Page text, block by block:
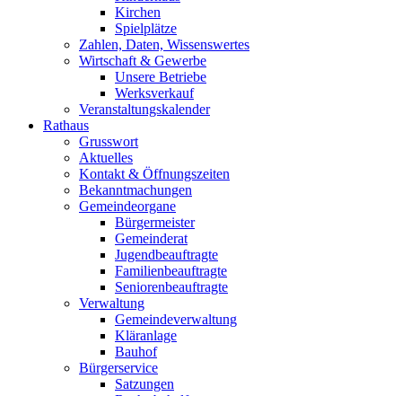
Kirchen
Spielplätze
Zahlen, Daten, Wissenswertes
Wirtschaft & Gewerbe
Unsere Betriebe
Werksverkauf
Veranstaltungskalender
Rathaus
Grusswort
Aktuelles
Kontakt & Öffnungszeiten
Bekanntmachungen
Gemeindeorgane
Bürgermeister
Gemeinderat
Jugendbeauftragte
Familienbeauftragte
Seniorenbeauftragte
Verwaltung
Gemeindeverwaltung
Kläranlage
Bauhof
Bürgerservice
Satzungen